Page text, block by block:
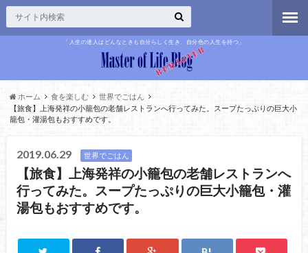
「人生の達人はどんなときも自分らしく生き、自分色の人生を持つ」
ホーム 食を楽しむ
世界でごはん
【旅食】上海発祥の小籠包の老舗レストランへ行ってみた。スープたっぷりの巨大小
籠包・灌湯包もおすすめです。
2019.06.29 世界でごはん
【旅食】上海発祥の小籠包の老舗レストランへ
行ってみた。スープたっぷりの巨大小籠包・灌
湯包もおすすめです。